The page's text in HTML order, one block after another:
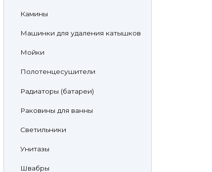
Камины
Машинки для удаления катышков
Мойки
Полотенцесушители
Радиаторы (батареи)
Раковины для ванны
Светильники
Унитазы
Швабры